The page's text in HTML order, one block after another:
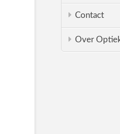
Contact
Over